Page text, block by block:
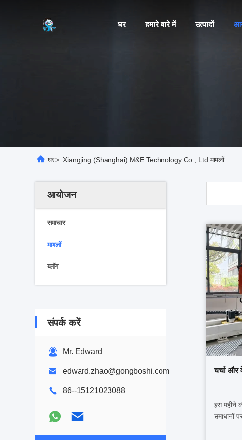
घर हमारे बारे में उत्पादों
घर> Xiangjing (Shanghai) M&E Technology Co., Ltd मामलों
आयोजन
समाचार
मामलों
ब्लॉग
संपर्क करें
Mr. Edward
edward.zhao@gongboshi.com
86--15121023088
चर्चा और
इस महीने
समाधानों